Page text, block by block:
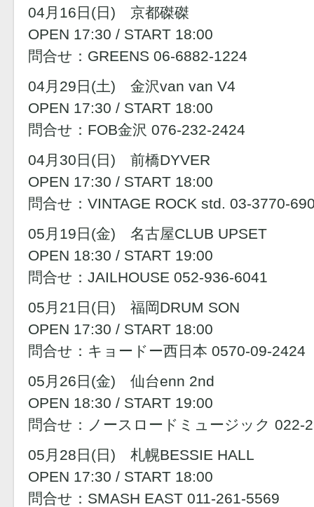
04月16日(日) 京都磔磔
OPEN 17:30 / START 18:00
問合せ：GREENS 06-6882-1224
04月29日(土) 金沢van van V4
OPEN 17:30 / START 18:00
問合せ：FOB金沢 076-232-2424
04月30日(日) 前橋DYVER
OPEN 17:30 / START 18:00
問合せ：VINTAGE ROCK std. 03-3770-
05月19日(金) 名古屋CLUB UPSET
OPEN 18:30 / START 19:00
問合せ：JAILHOUSE 052-936-6041
05月21日(日) 福岡DRUM SON
OPEN 17:30 / START 18:00
問合せ：キョードー西日本 0570-09-2424
05月26日(金) 仙台enn 2nd
OPEN 18:30 / START 19:00
問合せ：ノースロードミュージック 022-
05月28日(日) 札幌BESSIE HALL
OPEN 17:30 / START 18:00
問合せ：SMASH EAST 011-261-5569